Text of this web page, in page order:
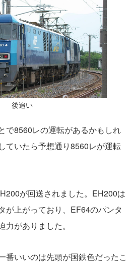
後追い
で8560レの運転があるかもしれ
ていたら予想通り8560レが運転
が回送されました。EH200は
が上がっており、EF64のパンタ
力がありました。
番いいのは先頭が国鉄色だったこ